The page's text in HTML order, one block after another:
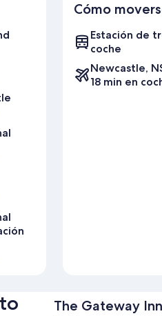
Cómo
Estación de
coche
Newcastle,
18 min en
The Gateway Inn